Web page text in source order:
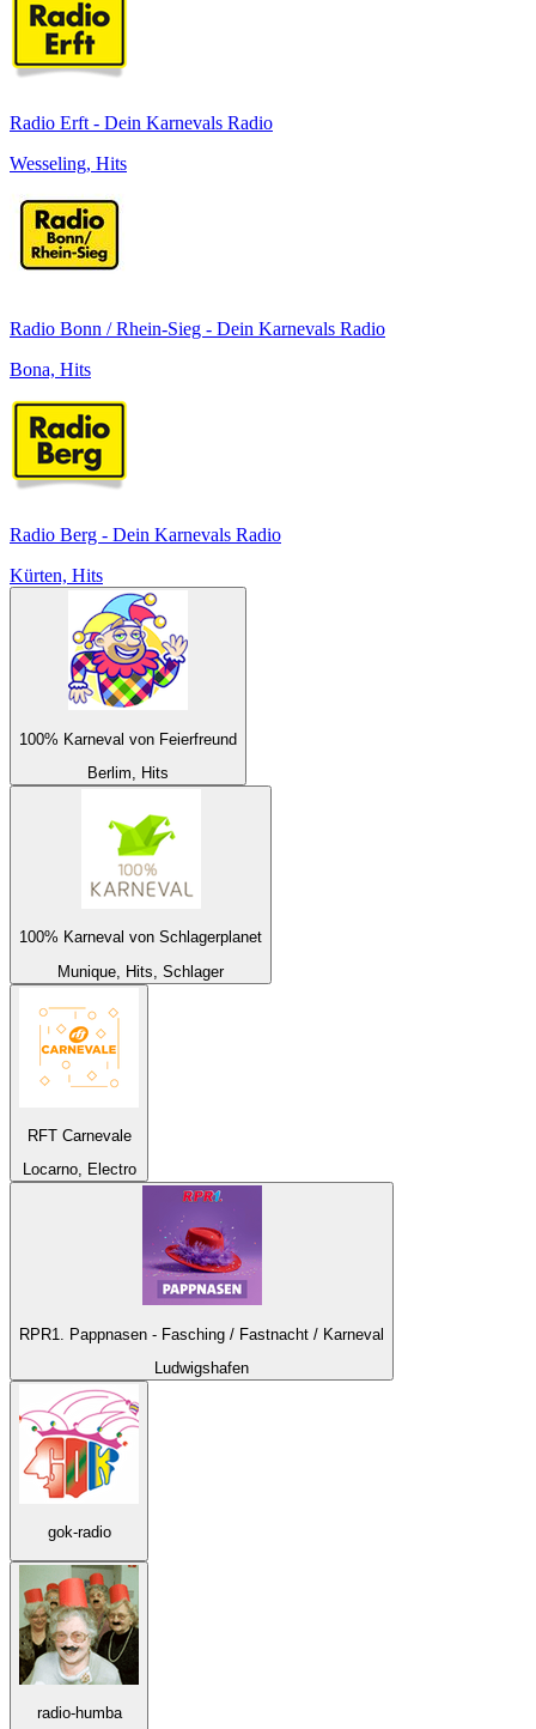
Radio Erft - Dein Karnevals Radio
Wesseling, Hits
Radio Bonn / Rhein-Sieg - Dein Karnevals Radio
Bona, Hits
Radio Berg - Dein Karnevals Radio
Kürten, Hits
100% Karneval von Feierfreund
Berlim, Hits
100% Karneval von Schlagerplanet
Munique, Hits, Schlager
RFT Carnevale
Locarno, Electro
RPR1. Pappnasen - Fasching / Fastnacht / Karneval
Ludwigshafen
gok-radio
radio-humba